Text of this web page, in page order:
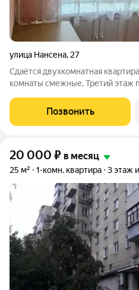
улица Нансена, 27
Сдаётся двухкомнатная
комнаты смежные, Третий этаж
квартире имеется все для
плита, холодильник,
Позвонить
20 000 ₽ в месяц
25 м² 1-комн. квартира 3 этаж